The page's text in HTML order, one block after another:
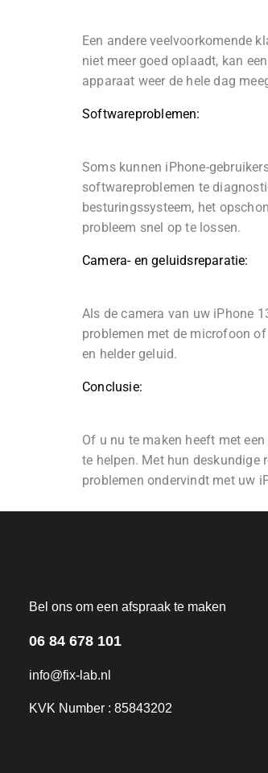
Een andere veelvoorkomende
niet meer goed oplaadt, kan
apparaat weer de hele dag
Softwareproblemen:
Soms kunnen iPhone-
softwareproblemen te
besturingssysteem, het
probleem snel op te lossen.
Camera- en geluidsreparatie:
Als de camera van uw iPhone
problemen met de microfoon
en helder geluid.
Conclusie:
Of u nu te maken heeft met
te helpen. Met hun deskundige
problemen ondervindt met uw
Bel ons om een afspraak te maken
06 84 678 101
info@fix-lab.nl
KVK Number : 85843202